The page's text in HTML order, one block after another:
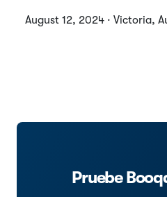
August 12, 2024 · Victoria,
Pruebe